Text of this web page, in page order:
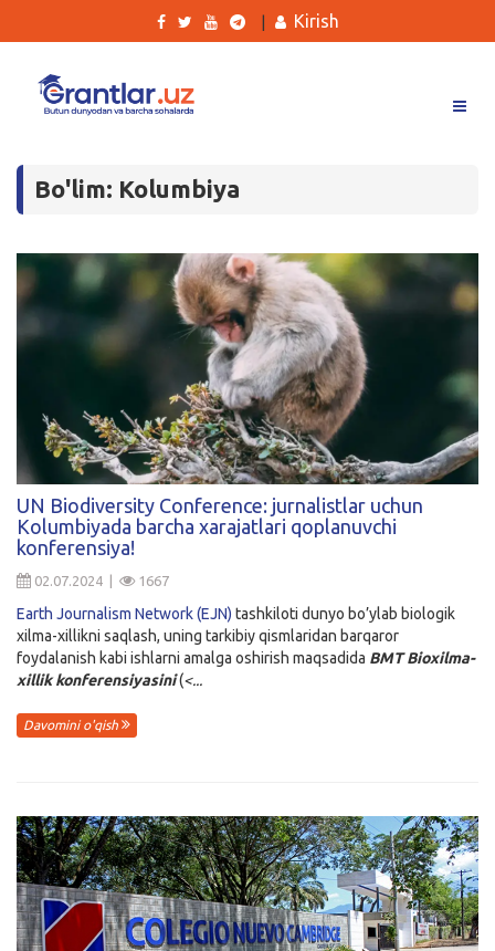
Tanlovlar
Kurslar
Qidirish
Kirish
Kirish
Bo'lim: Kolumbiya
UN Biodiversity Conference: jurnalistlar uchun
Kolumbiyada barcha xarajatlari qoplanuvchi
konferensiya!
02.07.2024 | 1667
Earth Journalism Network (EJN) tashkiloti dunyo bo’ylab biologik
xilma-xillikni saqlash, uning tarkibiy qismlaridan barqaror
foydalanish kabi ishlarni amalga oshirish maqsadida BMT Bioxilma-
xillik konferensiyasini(<...
Davomini o'qish